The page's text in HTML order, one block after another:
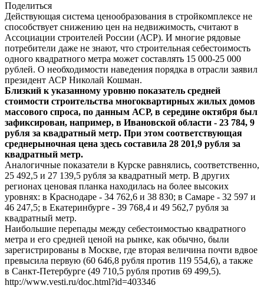
Поделиться
Действующая система ценообразования в стройкомплексе не
способствует снижению цен на недвижимость, считают в
Ассоциации строителей России (АСР). И многие рядовые
потребители даже не знают, что строительная себестоимость
одного квадратного метра может составлять 15 000-25 000
рублей. О необходимости наведения порядка в отрасли заявил
президент АСР Николай Кошман.
Близкий к указанному уровню показатель средней
стоимости строительства многоквартирных жилых домов
массового спроса, по данным АСР, в середине октября был
зафиксирован, например, в Ивановской области - 23 784, 9
рубля за квадратный метр. При этом соответствующая
среднерыночная цена здесь составила 28 201,9 рубля за
квадратный метр.
Аналогичные показатели в Курске равнялись, соответственно,
25 492,5 и 27 139,5 рубля за квадратный метр. В других
регионах ценовая планка находилась на более высоких
уровнях: в Краснодаре - 34 762,6 и 38 830; в Самаре - 32 597 и
46 247,5; в Екатеринбурге - 39 768,4 и 49 562,7 рубля за
квадратный метр.
Наибольшие перепады между себестоимостью квадратного
метра и его средней ценой на рынке, как обычно, были
зарегистрированы в Москве, где вторая величина почти вдвое
превысила первую (60 646,8 рубля против 119 554,6), а также
в Санкт-Петербурге (49 710,5 рубля против 69 499,5).
http://www.vesti.ru/doc.html?id=403346